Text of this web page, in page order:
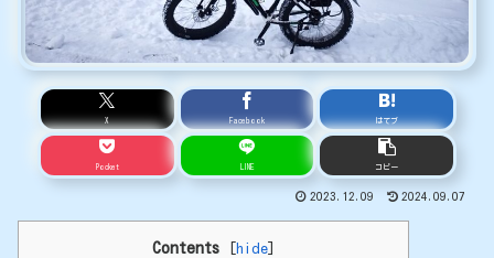
X Facebook はてブ
Pocket LINE コピー
2023.12.09 2024.09.07
Contents hide]